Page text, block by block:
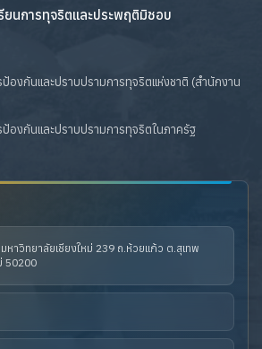
ยนการทุจริตและประพฤติมิชอบ
องกันและปราบปรามการทุจริตแห่งชาติ (สำนักงาน
องกันและปราบปรามการทุจริตในภาครัฐ
าวิทยาลัยเชียงใหม่ 239 ถ.ห้วยแก้ว ต.สุเทพ
50200